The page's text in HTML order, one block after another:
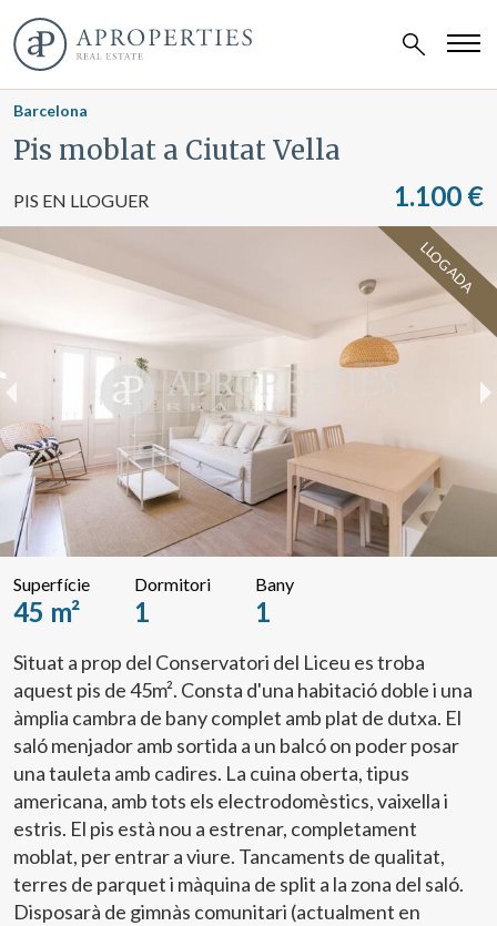
Barcelona
Pis moblat a Ciutat Vella
PIS EN LLOGUER 1.100 €
LLOGADA
Superfície
45 m²
Dormitori
1
Bany
1
Situat a prop del Conservatori del Liceu es troba
aquest pis de 45m². Consta d'una habitació doble i una
àmplia cambra de bany complet amb plat de dutxa. El
saló menjador amb sortida a un balcó on poder posar
una tauleta amb cadires. La cuina oberta, tipus
americana, amb tots els electrodomèstics, vaixella i
estris. El pis està nou a estrenar, completament
moblat, per entrar a viure. Tancaments de qualitat,
terres de parquet i màquina de split a la zona del saló.
Disposarà de gimnàs comunitari (actualment en